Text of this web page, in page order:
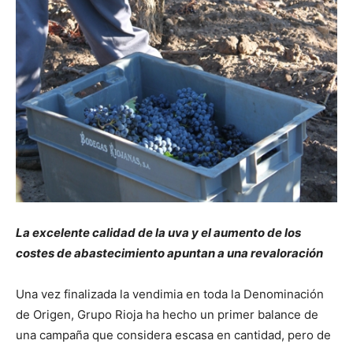
La excelente calidad de la uva y el aumento de los
costes de abastecimiento apuntan a una revaloración
Una vez finalizada la vendimia en toda la Denominación
de Origen, Grupo Rioja ha hecho un primer balance de
una campaña que considera escasa en cantidad, pero de